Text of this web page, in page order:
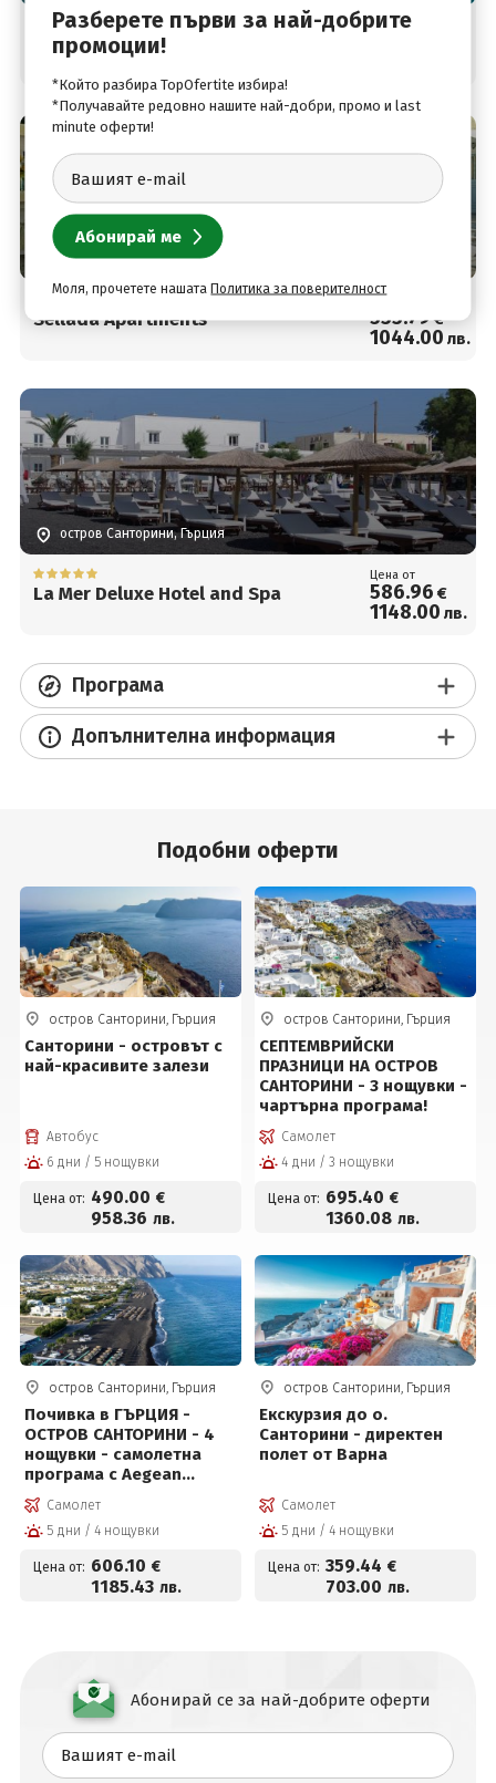
Epavlis Hotel
Цена от
остров Санторини, Гърция
Sellada Apartments
Цена от
533.79€
1044.00 лв.
остров Санторини, Гърция
La Mer Deluxe Hotel and Spa
Цена от
586.96 €
1148.00 лв.
Програма
Допълнителна информация
Подобни оферти
остров Санторини, Гърция
Санторини - островът с
най-красивите залези
Автобус
6 дни / 5 нощувки
Цена от: 490.00 €
958.36 лв.
остров Санторини, Гърция
СЕПТЕМВРИЙСКИ
ПРАЗНИЦИ НА ОСТРОВ
САНТОРИНИ - 3 нощувки -
чартърна програма!
Самолет
4 дни / 3 нощувки
Цена от: 695.40 €
1360.08 лв.
остров Санторини, Гърция
Почивка в ГЪРЦИЯ -
ОСТРОВ САНТОРИНИ - 4
нощувки - самолетна
програма с Aegean
Airlines!
Самолет
5 дни / 4 нощувки
Цена от: 606.10 €
1185.43 лв.
остров Санторини, Гърция
Екскурзия до о.
Санторини - директен
полет от Варна
Самолет
5 дни / 4 нощувки
Цена от: 359.44 €
703.00 лв.
Абонирай се за най-добрите оферти
Разберете първи за най-добрите
промоции!
*Който разбира TopOfertite избира!
*Получавайте редовно нашите най-добри, промо и last
minute оферти!
Моля, прочетете нашатаПолитика за поверителност